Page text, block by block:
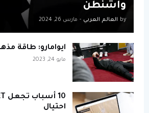
واشنطن
by العالم العربي - مارس 26, 2024
ايوامارو: طاقة
مايو 24, 2023
احتيال